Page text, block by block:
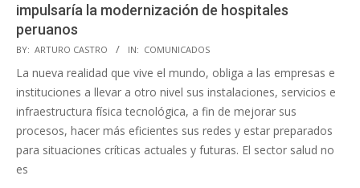
impulsaría la modernización de hospitales
peruanos
2020-
08-
19
BY: ARTURO CASTRO IN: COMUNICADOS
La nueva realidad que vive el mundo, obliga a las empresas e
instituciones a llevar a otro nivel sus instalaciones, servicios e
infraestructura física tecnológica, a fin de mejorar sus
procesos, hacer más eficientes sus redes y estar preparados
para situaciones críticas actuales y futuras. El sector salud no
es